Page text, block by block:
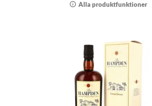
Alla produktfunktioner